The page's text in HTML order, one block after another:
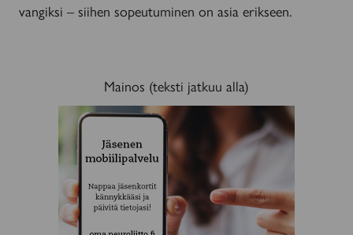
vangiksi – siihen sopeutuminen on asia erikseen.
Mainos (teksti jatkuu alla)
MAINOS